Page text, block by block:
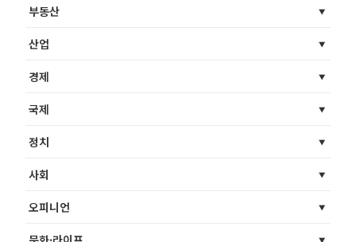
부동산
산업
경제
국제
정치
사회
오피니언